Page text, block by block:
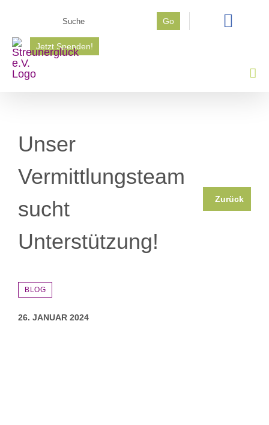
springen
Go
Jetzt Spenden!
Unser
Vermittlungsteam
sucht
Unterstützung!
Zurück
BLOG
26. JANUAR 2024